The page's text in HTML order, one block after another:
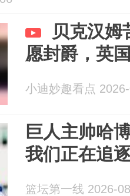
贝克汉姆
愿封爵，英
小迪妙趣看点
巨人主帅哈
我们正在追
篮坛第一线 2026-